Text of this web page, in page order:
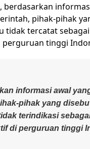
berdasarkan
pihak-pihak
tidak tercatat
tinggi
informasi awal
pihak yang
terindikasi
di perguruan tinggi